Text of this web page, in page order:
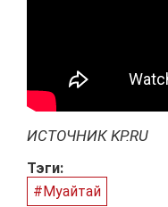
ИСТОЧНИК KP.RU
Тэги:
#Муайтай